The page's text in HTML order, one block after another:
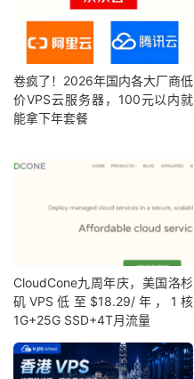
卷疯了！2026年国内各大厂商低
价VPS云服务器，100元以内就
能拿下年套餐
CloudCone九周年庆，美国洛杉
矶VPS低至$18.29/年，1核
1G+25G SSD+4T月流量